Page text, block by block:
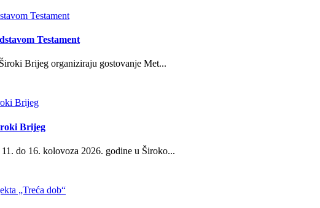
Testament
Brijeg organiziraju gostovanje Met...
Brijeg
do 16. kolovoza 2026. godine u Široko...